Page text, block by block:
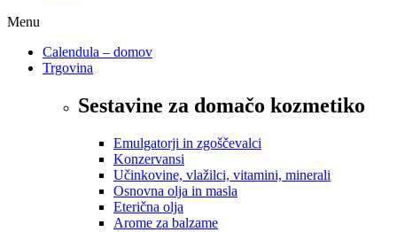
Menu
Calendula – domov
Trgovina
Sestavine za domačo kozmetiko
Emulgatorji in zgoščevalci
Konzervansi
Učinkovine, vlažilci, vitamini, minerali
Osnovna olja in masla
Eterična olja
Arome za balzame